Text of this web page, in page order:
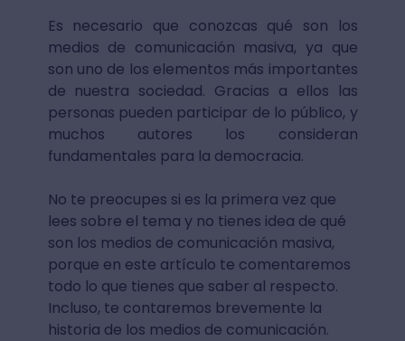
Es necesario que conozcas qué son los
medios de comunicación masiva, ya que
son uno de los elementos más importantes
de nuestra sociedad. Gracias a ellos las
personas pueden participar de lo público, y
muchos autores los consideran
fundamentales para la democracia.
No te preocupes si es la primera vez que
lees sobre el tema y no tienes idea de qué
son los medios de comunicación masiva,
porque en este artículo te comentaremos
todo lo que tienes que saber al respecto.
Incluso, te contaremos brevemente la
historia de los medios de comunicación.